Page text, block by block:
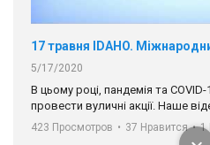
5/17/2020
В цьому році, пандемія та
провести вуличні акції. Наше
навіть коли ми у різних містах
разом. Ми закликаємо всіх хто
423 Просмотров • 37 Нравится • 1